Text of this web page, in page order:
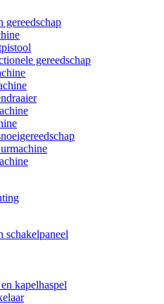
gereedschap
gereedschap
schakelpaneel
kapelhaspel